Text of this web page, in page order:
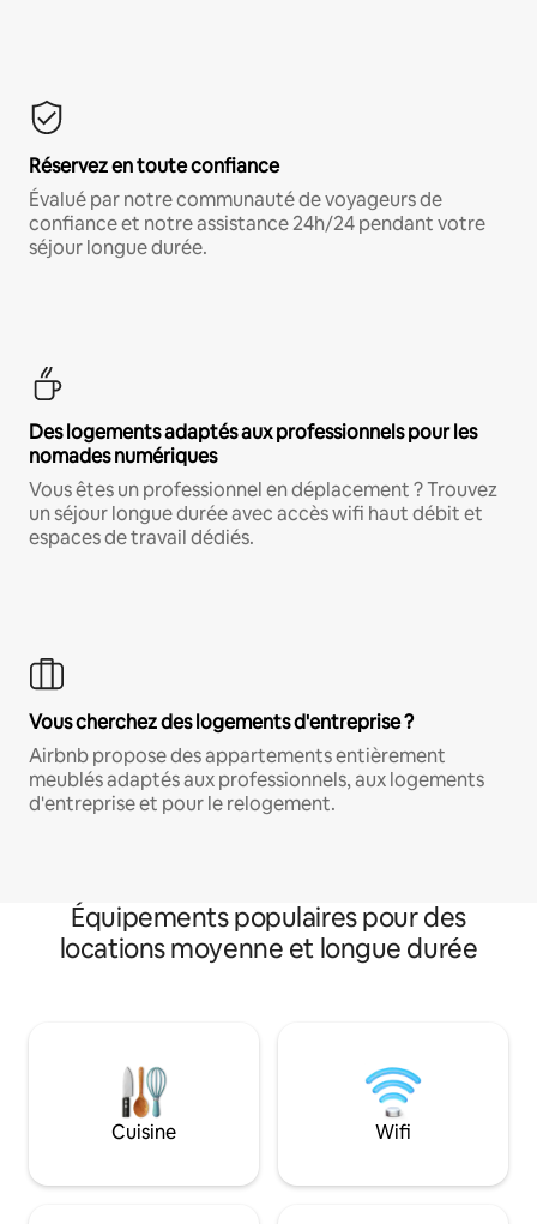
Réservez en toute confiance
Évalué par notre communauté de voyageurs de
confiance et notre assistance 24h/24 pendant votre
séjour longue durée.
Des logements adaptés aux professionnels pour les
nomades numériques
Vous êtes un professionnel en déplacement ? Trouvez
un séjour longue durée avec accès wifi haut débit et
espaces de travail dédiés.
Vous cherchez des logements d'entreprise ?
Airbnb propose des appartements entièrement
meublés adaptés aux professionnels, aux logements
d'entreprise et pour le relogement.
Équipements populaires pour des
locations moyenne et longue durée
Cuisine Wifi